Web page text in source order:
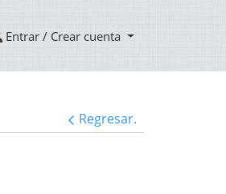
Entrar / Crear cuenta
Entrar / Crear cuenta
Regresar.